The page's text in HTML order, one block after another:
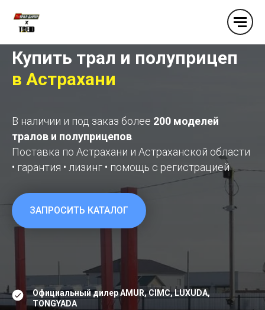
Купить трал и полуприцеп
в Астрахани
В наличии и под заказ более 200 моделей
тралов и полуприцепов
Поставка по Астрахани и Астраханской области
• гарантия • лизинг • помощь с регистрацией
ЗАПРОСИТЬ КАТАЛОГ
Официальный дилер AMUR, CIMC, LUXUDA,
TONGYADA